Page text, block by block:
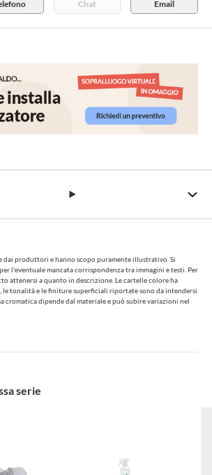
Chat Email
dai produttori e hanno scopo puramente illustrativo. Si
l'eventuale mancata corrispondenza tra immagini e testi. Per
attenersi a quanto in descrizione. Le cartelle colore ha
le tonalità e le finiture superficiali riportate sono da intendersi
cromatica dipende dal materiale e può subire variazioni nel
serie